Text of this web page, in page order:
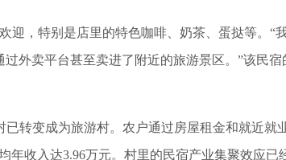
，特别是店里的特色咖啡、奶茶、蛋挞等。“
过外卖平台甚至卖进了附近的旅游景区。”该民
转变成为旅游村。农户通过房屋租金和就近就
年收入达3.96万元。村里的民宿产业集聚效应